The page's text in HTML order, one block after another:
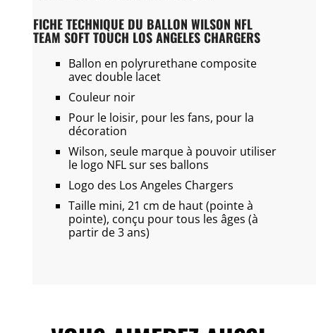
FICHE TECHNIQUE DU BALLON WILSON NFL
TEAM SOFT TOUCH LOS ANGELES CHARGERS
Ballon en polyrurethane composite
avec double lacet
Couleur noir
Pour le loisir, pour les fans, pour la
décoration
Wilson, seule marque à pouvoir utiliser
le logo NFL sur ses ballons
Logo des Los Angeles Chargers
Taille mini, 21 cm de haut (pointe à
pointe), conçu pour tous les âges (à
partir de 3 ans)